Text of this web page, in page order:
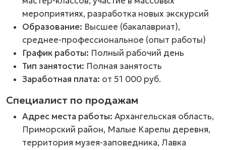
мероприятиях, разработка новых экскурсий
Образование: Высшее (бакалавриат),
среднее-профессиональное (опыт работы)
График работы: Полный рабочий день
Тип занятости: Полная занятость
Заработная плата: от 51 000 руб.
Специалист по продажам
Адрес места работы: Архангельская область,
Приморский район, Малые Карелы деревня,
территория музея-заповедника, Лавка